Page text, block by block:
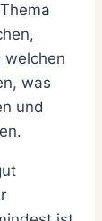
welchen
was
und